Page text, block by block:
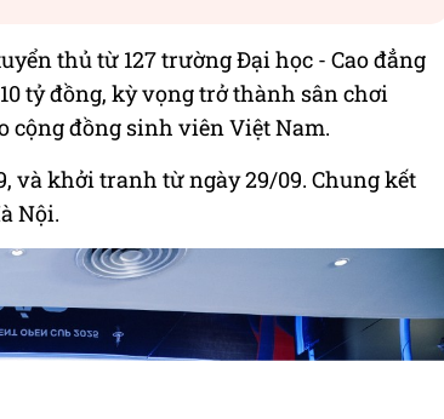
thủ từ 127 trường Đại học - Cao đẳng
tỷ đồng, kỳ vọng trở thành sân chơi
cộng đồng sinh viên Việt Nam.
và khởi tranh từ ngày 29/09. Chung kết
Nội.